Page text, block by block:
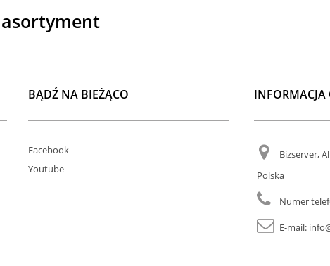
BĄDŹ NA BIEŻĄCO
Facebook
Youtube
INFORMACJA
Bizserver,
Polska
Numer
E-mail: